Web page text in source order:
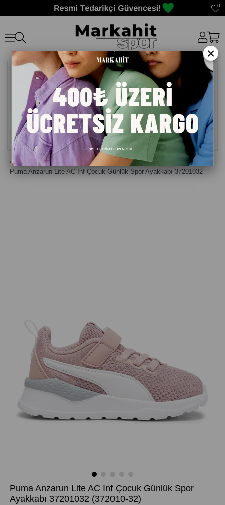
0
Anasayfa> Kız Çocuk Ayakkabısı
Puma Anzarun Lite AC Inf Çocuk Günlük Spor Ayakkabı 37201032
Puma Anzarun Lite AC Inf Çocuk Günlük Spor
Ayakkabı 37201032 (372010-32)
×